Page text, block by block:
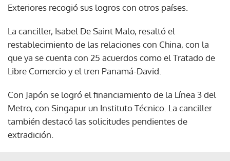
Exteriores recogió sus logros con otros países.
La canciller, Isabel De Saint Malo, resaltó el
restablecimiento de las relaciones con China, con la
que ya se cuenta con 25 acuerdos como el Tratado de
Libre Comercio y el tren Panamá-David.
Con Japón se logró el financiamiento de la Línea 3 del
Metro, con Singapur un Instituto Técnico. La canciller
también destacó las solicitudes pendientes de
extradición.